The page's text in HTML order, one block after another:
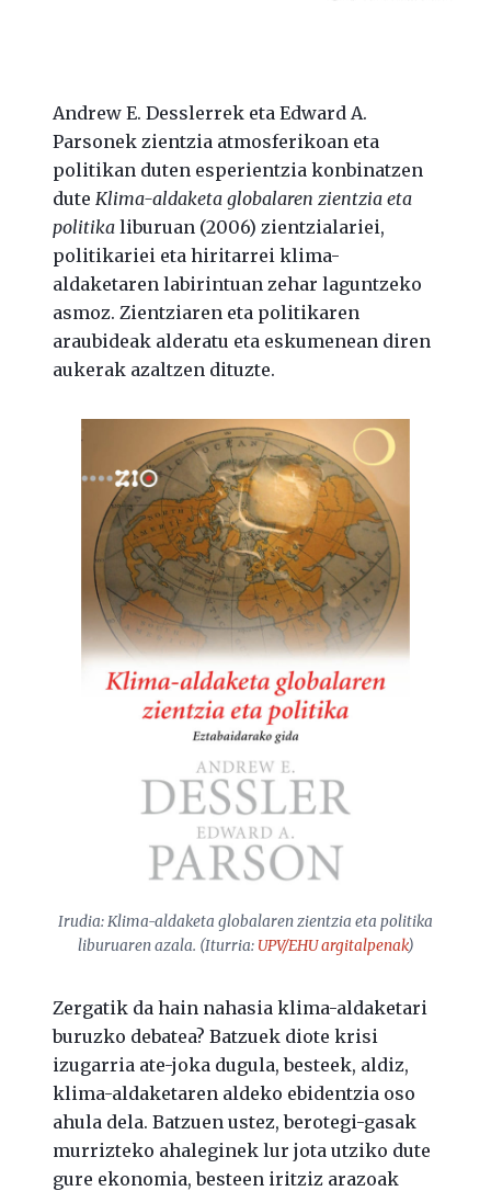
Andrew E. Desslerrek eta Edward A.
Parsonek zientzia atmosferikoan eta
politikan duten esperientzia konbinatzen
dute Klima-aldaketa globalaren zientzia eta
politika liburuan (2006) zientzialariei,
politikariei eta hiritarrei klima-
aldaketaren labirintuan zehar laguntzeko
asmoz. Zientziaren eta politikaren
araubideak alderatu eta eskumenean diren
aukerak azaltzen dituzte.
Irudia:Klima-aldaketa globalaren zientzia eta politika
liburuaren azala. (Iturria: UPV/EHU argitalpenak)
Zergatik da hain nahasia klima-aldaketari
buruzko debatea? Batzuek diote krisi
izugarria ate-joka dugula, besteek, aldiz,
klima-aldaketaren aldeko ebidentzia oso
ahula dela. Batzuen ustez, berotegi-gasak
murrizteko ahaleginek lur jota utziko dute
gure ekonomia, besteen iritziz arazoak